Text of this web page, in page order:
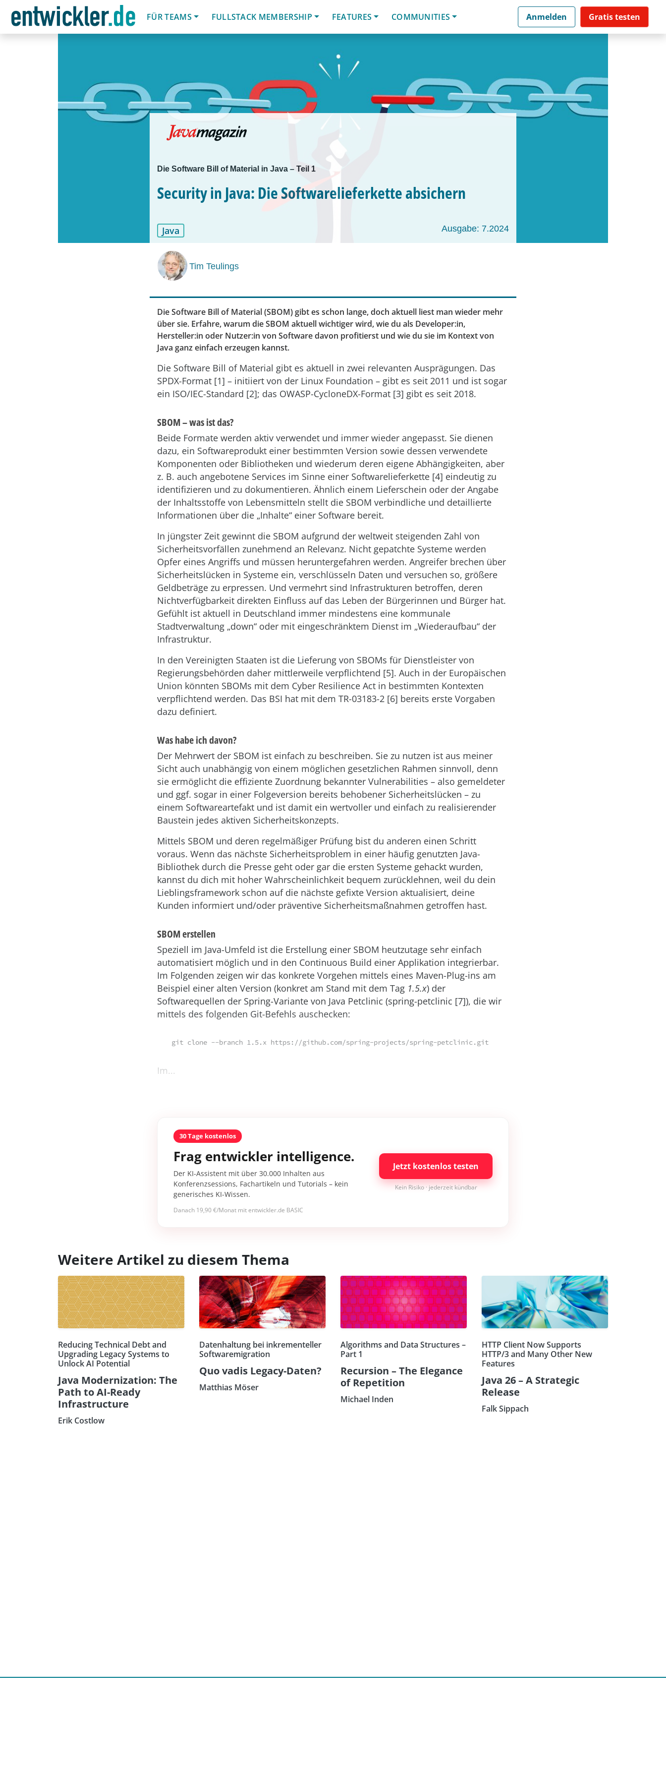
FÜR TEAMS
FULLSTACK MEMBERSHIP FEATURES COMMUNITIES Anmelden Gratis testen
Die Software Bill of Material in Java – Teil 1
Security in Java: Die Softwarelieferkette absichern
Java Ausgabe: 7.2024
Tim Teulings
Die Software Bill of Material (SBOM) gibt es schon lange, doch aktuell liest man wieder mehr
über sie. Erfahre, warum die SBOM aktuell wichtiger wird, wie du als Developer:in,
Hersteller:in oder Nutzer:in von Software davon profitierst und wie du sie im Kontext von
Java ganz einfach erzeugen kannst.
Die Software Bill of Material gibt es aktuell in zwei relevanten Ausprägungen. Das
SPDX-Format [1] – initiiert von der Linux Foundation – gibt es seit 2011 und ist sogar
ein ISO/IEC-Standard [2]; das OWASP-CycloneDX-Format [3] gibt es seit 2018.
SBOM – was ist das?
Beide Formate werden aktiv verwendet und immer wieder angepasst. Sie dienen
dazu, ein Softwareprodukt einer bestimmten Version sowie dessen verwendete
Komponenten oder Bibliotheken und wiederum deren eigene Abhängigkeiten, aber
z. B. auch angebotene Services im Sinne einer Softwarelieferkette [4] eindeutig zu
identifizieren und zu dokumentieren. Ähnlich einem Lieferschein oder der Angabe
der Inhaltsstoffe von Lebensmitteln stellt die SBOM verbindliche und detaillierte
Informationen über die „Inhalte“ einer Software bereit.
In jüngster Zeit gewinnt die SBOM aufgrund der weltweit steigenden Zahl von
Sicherheitsvorfällen zunehmend an Relevanz. Nicht gepatchte Systeme werden
Opfer eines Angriffs und müssen heruntergefahren werden. Angreifer brechen über
Sicherheitslücken in Systeme ein, verschlüsseln Daten und versuchen so, größere
Geldbeträge zu erpressen. Und vermehrt sind Infrastrukturen betroffen, deren
Nichtverfügbarkeit direkten Einfluss auf das Leben der Bürgerinnen und Bürger hat.
Gefühlt ist aktuell in Deutschland immer mindestens eine kommunale
Stadtverwaltung „down“ oder mit eingeschränktem Dienst im „Wiederaufbau“ der
Infrastruktur.
In den Vereinigten Staaten ist die Lieferung von SBOMs für Dienstleister von
Regierungsbehörden daher mittlerweile verpflichtend [5]. Auch in der Europäischen
Union könnten SBOMs mit dem Cyber Resilience Act in bestimmten Kontexten
verpflichtend werden. Das BSI hat mit dem TR-03183-2 [6] bereits erste Vorgaben
dazu definiert.
Was habe ich davon?
Der Mehrwert der SBOM ist einfach zu beschreiben. Sie zu nutzen ist aus meiner
Sicht auch unabhängig von einem möglichen gesetzlichen Rahmen sinnvoll, denn
sie ermöglicht die effiziente Zuordnung bekannter Vulnerabilities – also gemeldeter
und ggf. sogar in einer Folgeversion bereits behobener Sicherheitslücken – zu
einem Softwareartefakt und ist damit ein wertvoller und einfach zu realisierender
Baustein jedes aktiven Sicherheitskonzepts.
Mittels SBOM und deren regelmäßiger Prüfung bist du anderen einen Schritt
voraus. Wenn das nächste Sicherheitsproblem in einer häufig genutzten Java-
Bibliothek durch die Presse geht oder gar die ersten Systeme gehackt wurden,
kannst du dich mit hoher Wahrscheinlichkeit bequem zurücklehnen, weil du dein
Lieblingsframework schon auf die nächste gefixte Version aktualisiert, deine
Kunden informiert und/oder präventive Sicherheitsmaßnahmen getroffen hast.
SBOM erstellen
Speziell im Java-Umfeld ist die Erstellung einer SBOM heutzutage sehr einfach
automatisiert möglich und in den Continuous Build einer Applikation integrierbar.
Im Folgenden zeigen wir das konkrete Vorgehen mittels eines Maven-Plug-ins am
Beispiel einer alten Version (konkret am Stand mit dem Tag 1.5.x) der
Softwarequellen der Spring-Variante von Java Petclinic (spring-petclinic [7]), die wir
mittels des folgenden Git-Befehls auschecken:
Im...
30 Tage kostenlos
Frag entwickler intelligence.
Der KI-Assistent mit über 30.000 Inhalten aus
Konferenzsessions, Fachartikeln und Tutorials – kein
generisches KI-Wissen.
Danach 19,90 €/Monat mit entwickler.de BASIC
Jetzt kostenlos testen
Kein Risiko · jederzeit kündbar
Weitere Artikel zu diesem Thema
Reducing Technical Debt and
Upgrading Legacy Systems to
Unlock AI Potential
Java Modernization: The
Path to AI-Ready
Infrastructure
Erik Costlow
Datenhaltung bei inkrementeller
Softwaremigration
Quo vadis Legacy-Daten?
Matthias Möser
Algorithms and Data Structures –
Part 1
Recursion – The Elegance
of Repetition
Michael Inden
HTTP Client Now Supports
HTTP/3 and Many Other New
Features
Java 26 – A Strategic
Release
Falk Sippach